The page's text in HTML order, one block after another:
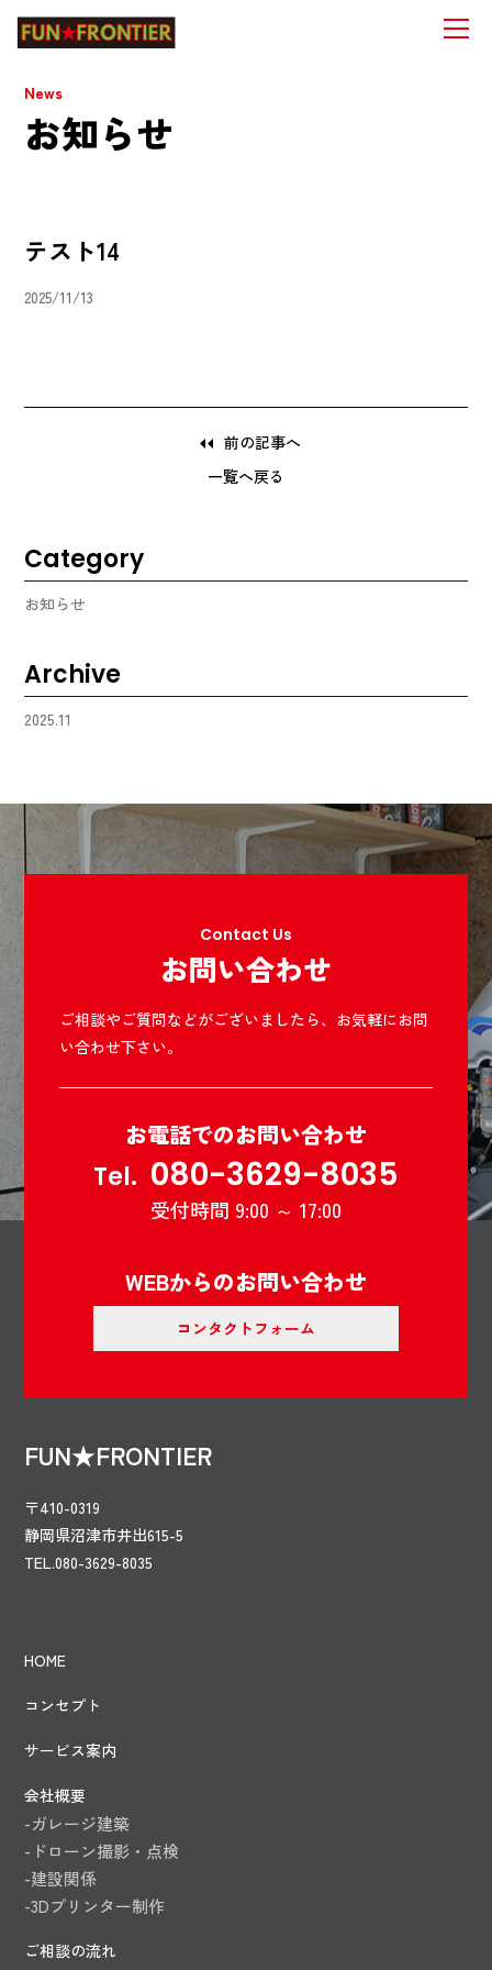
News
お知らせ
Category
お知らせ
Archive
2025.11
テスト14
2025/11/13
前の記事へ
一覧へ戻る
Contact Us
お問い合わせ
ご相談やご質問などがございましたら、お気軽にお問
い合わせ下さい。
お電話でのお問い合わせ
Tel. 080-3629-8035
受付時間 9:00 ～ 17:00
WEBからのお問い合わせ
コンタクトフォーム
FUN★FRONTIER
〒410-0319
静岡県沼津市井出615-5
TEL.080-3629-8035
HOME
コンセプト
サービス案内
会社概要
-ガレージ建築
-ドローン撮影・点検
-建設関係
-3Dプリンター制作
ご相談の流れ